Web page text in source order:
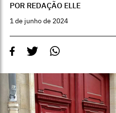
POR REDAÇÃO ELLE
1 de junho de 2024